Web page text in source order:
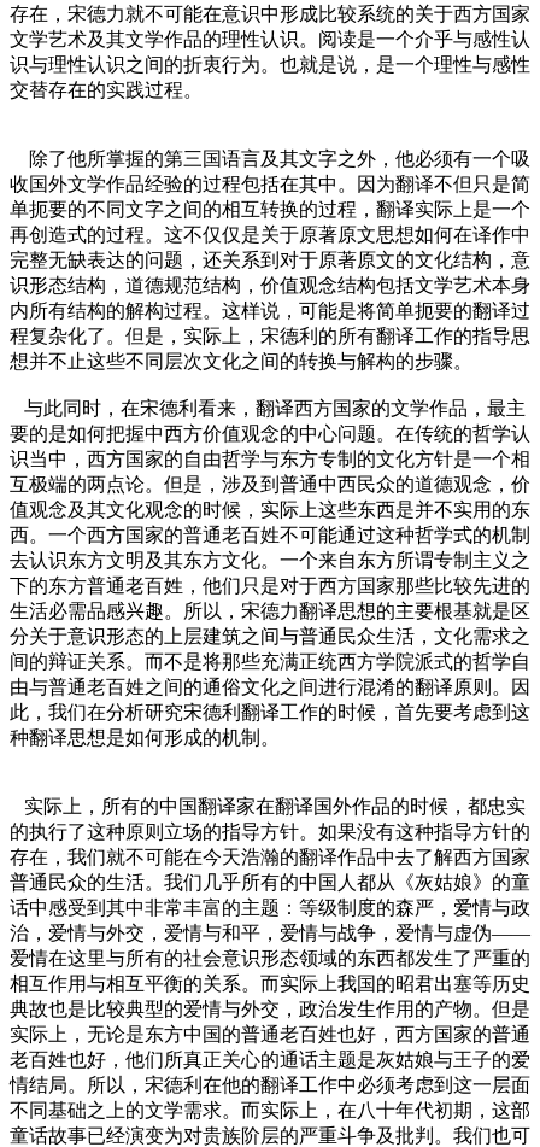
存在，宋德力就不可能在意识中形成比较系统的关于西方国家
文学艺术及其文学作品的理性认识。阅读是一个介乎与感性认
识与理性认识之间的折衷行为。也就是说，是一个理性与感性
交替存在的实践过程。
除了他所掌握的第三国语言及其文字之外，他必须有一个吸
收国外文学作品经验的过程包括在其中。因为翻译不但只是简
单扼要的不同文字之间的相互转换的过程，翻译实际上是一个
再创造式的过程。这不仅仅是关于原著原文思想如何在译作中
完整无缺表达的问题，还关系到对于原著原文的文化结构，意
识形态结构，道德规范结构，价值观念结构包括文学艺术本身
内所有结构的解构过程。这样说，可能是将简单扼要的翻译过
程复杂化了。但是，实际上，宋德利的所有翻译工作的指导思
想并不止这些不同层次文化之间的转换与解构的步骤。
与此同时，在宋德利看来，翻译西方国家的文学作品，最主
要的是如何把握中西方价值观念的中心问题。在传统的哲学认
识当中，西方国家的自由哲学与东方专制的文化方针是一个相
互极端的两点论。但是，涉及到普通中西民众的道德观念，价
值观念及其文化观念的时候，实际上这些东西是并不实用的东
西。一个西方国家的普通老百姓不可能通过这种哲学式的机制
去认识东方文明及其东方文化。一个来自东方所谓专制主义之
下的东方普通老百姓，他们只是对于西方国家那些比较先进的
生活必需品感兴趣。所以，宋德力翻译思想的主要根基就是区
分关于意识形态的上层建筑之间与普通民众生活，文化需求之
间的辩证关系。而不是将那些充满正统西方学院派式的哲学自
由与普通老百姓之间的通俗文化之间进行混淆的翻译原则。因
此，我们在分析研究宋德利翻译工作的时候，首先要考虑到这
种翻译思想是如何形成的机制。
实际上，所有的中国翻译家在翻译国外作品的时候，都忠实
的执行了这种原则立场的指导方针。如果没有这种指导方针的
存在，我们就不可能在今天浩瀚的翻译作品中去了解西方国家
普通民众的生活。我们几乎所有的中国人都从《灰姑娘》的童
话中感受到其中非常丰富的主题：等级制度的森严，爱情与政
治，爱情与外交，爱情与和平，爱情与战争，爱情与虚伪——
爱情在这里与所有的社会意识形态领域的东西都发生了严重的
相互作用与相互平衡的关系。而实际上我国的昭君出塞等历史
典故也是比较典型的爱情与外交，政治发生作用的产物。但是
实际上，无论是东方中国的普通老百姓也好，西方国家的普通
老百姓也好，他们所真正关心的通话主题是灰姑娘与王子的爱
情结局。所以，宋德利在他的翻译工作中必须考虑到这一层面
不同基础之上的文学需求。而实际上，在八十年代初期，这部
童话故事已经演变为对贵族阶层的严重斗争及批判。我们也可